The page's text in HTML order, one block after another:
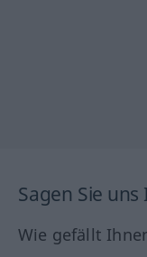
Sagen Sie
Wie gefällt